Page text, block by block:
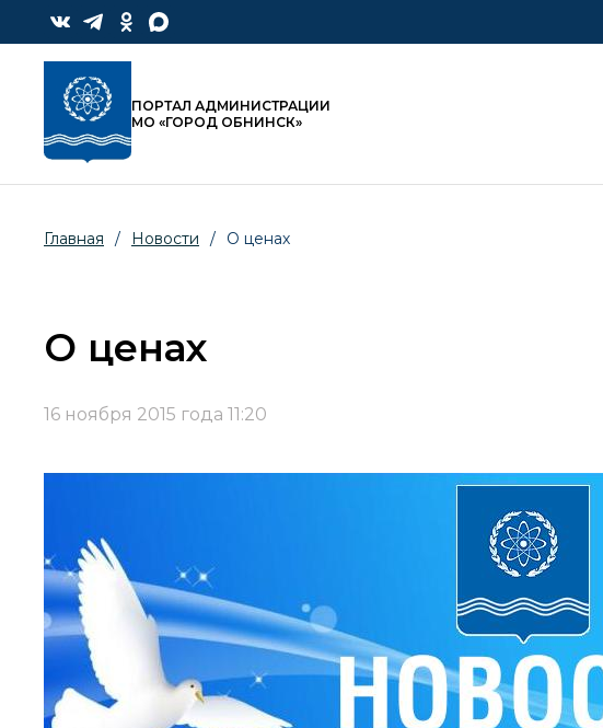
ПОРТАЛ АДМИНИСТРАЦИИ
МО «ГОРОД ОБНИНСК»
Главная / Новости / О ценах
О ценах
16 ноября 2015 года 11:20